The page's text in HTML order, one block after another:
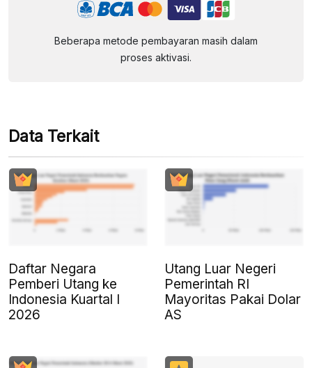
Beberapa metode pembayaran masih dalam
proses aktivasi.
Data Terkait
Daftar Negara
Pemberi Utang ke
Indonesia Kuartal I
2026
Utang Luar Negeri
Pemerintah RI
Mayoritas Pakai Dolar
AS